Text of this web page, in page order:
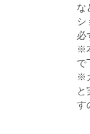
な
シ
必
※
で
※
と
す